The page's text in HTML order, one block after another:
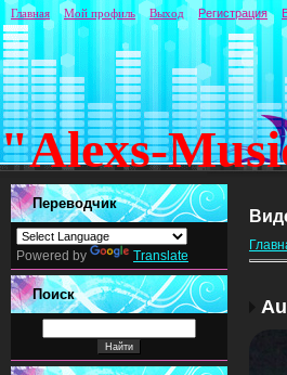
"Alexs-
Главная Мой профиль Выход Регистрация
Переводчик
Powered by Translate
Поиск